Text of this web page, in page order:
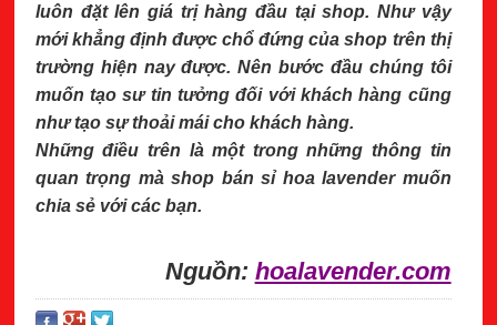
luôn đặt lên giá trị hàng đầu tại shop. Như vậy
mới khẳng định được chổ đứng của shop trên thị
trường hiện nay được. Nên bước đầu chúng tôi
muốn tạo sư tin tưởng đối với khách hàng cũng
như tạo sự thoải mái cho khách hàng.
Những điều trên là một trong những thông tin
quan trọng mà shop bán sỉ hoa lavender muốn
chia sẻ với các bạn.
Nguồn: hoalavender.com